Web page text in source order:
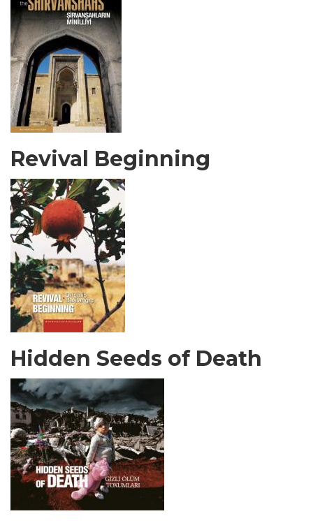
Revival Beginning
Hidden Seeds of Death